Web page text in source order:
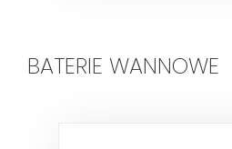
BATERIE WANNOWE